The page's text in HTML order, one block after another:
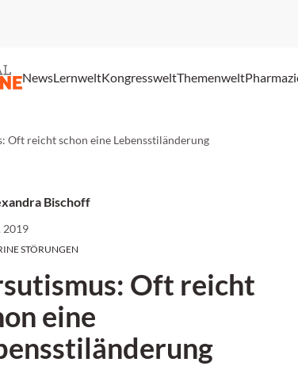
NewsLernweltKongressweltThemenwelt
Oft reicht schon eine Lebensstiländerung
Bischoff
2019
STÖRUNGEN
Oft reicht
eine